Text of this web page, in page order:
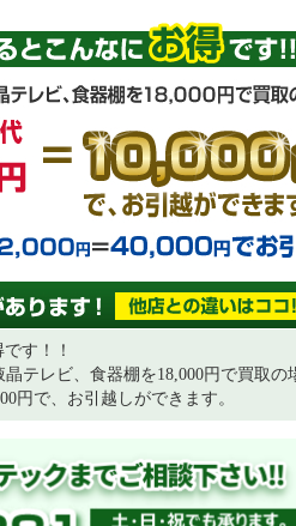
す！！
テレビ、食器棚を18,000円で買取の
円で、お引越しができます。